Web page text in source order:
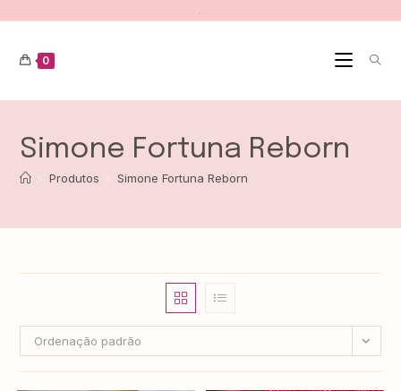
.
0
Simone Fortuna Reborn
Produtos Simone Fortuna Reborn
Ordenação padrão